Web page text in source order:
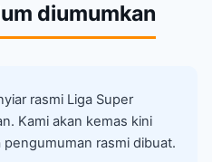
diumumkan
rasmi Liga Super
Kami akan kemas kini
pengumuman rasmi dibuat.